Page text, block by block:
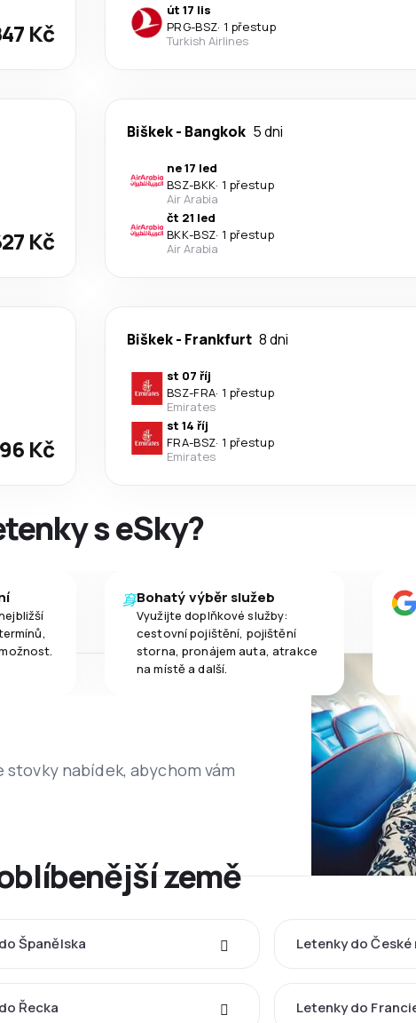
Kč
út 17 lis
PRG-BSZ· 1 přestup
Turkish Airlines
Kč
Biškek- Bangkok 5 dni
ne 17 led
BSZ-BKK· 1 přestup
Air Arabia
čt 21 led
BKK-BSZ· 1 přestup
Air Arabia
Kč
Biškek- Frankfurt 8 dni
st 07 říj
BSZ-FRA· 1 přestup
Emirates
st 14 říj
FRA-BSZ· 1 přestup
Emirates
s eSky?
Bohatý výběr služeb
Využijte doplňkové služby:
cestovní pojištění, pojištění
storna, pronájem auta, atrakce
na místě a další.
nabídek, abychom vám
země
Španělska Letenky do
Řecka Letenky do